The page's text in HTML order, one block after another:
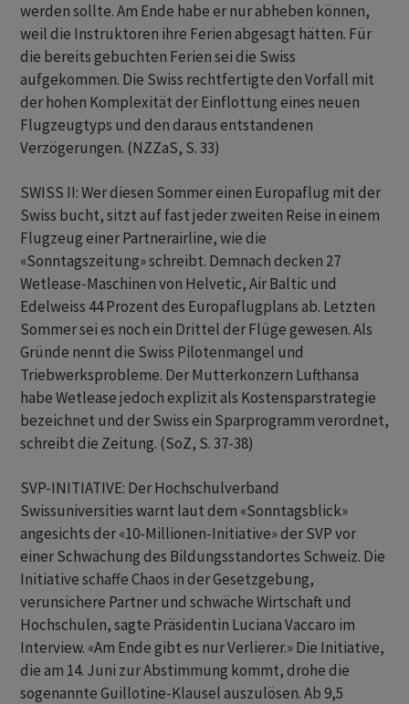
werden sollte. Am Ende habe er nur abheben können,
weil die Instruktoren ihre Ferien abgesagt hätten. Für
die bereits gebuchten Ferien sei die Swiss
aufgekommen. Die Swiss rechtfertigte den Vorfall mit
der hohen Komplexität der Einflottung eines neuen
Flugzeugtyps und den daraus entstandenen
Verzögerungen. (NZZaS, S. 33)
SWISS II: Wer diesen Sommer einen Europaflug mit der
Swiss bucht, sitzt auf fast jeder zweiten Reise in einem
Flugzeug einer Partnerairline, wie die
«Sonntagszeitung» schreibt. Demnach decken 27
Wetlease-Maschinen von Helvetic, Air Baltic und
Edelweiss 44 Prozent des Europaflugplans ab. Letzten
Sommer sei es noch ein Drittel der Flüge gewesen. Als
Gründe nennt die Swiss Pilotenmangel und
Triebwerksprobleme. Der Mutterkonzern Lufthansa
habe Wetlease jedoch explizit als Kostensparstrategie
bezeichnet und der Swiss ein Sparprogramm verordnet,
schreibt die Zeitung. (SoZ, S. 37-38)
SVP-INITIATIVE: Der Hochschulverband
Swissuniversities warnt laut dem «Sonntagsblick»
angesichts der «10-Millionen-Initiative» der SVP vor
einer Schwächung des Bildungsstandortes Schweiz. Die
Initiative schaffe Chaos in der Gesetzgebung,
verunsichere Partner und schwäche Wirtschaft und
Hochschulen, sagte Präsidentin Luciana Vaccaro im
Interview. «Am Ende gibt es nur Verlierer.» Die Initiative,
die am 14. Juni zur Abstimmung kommt, drohe die
sogenannte Guillotine-Klausel auszulösen. Ab 9,5